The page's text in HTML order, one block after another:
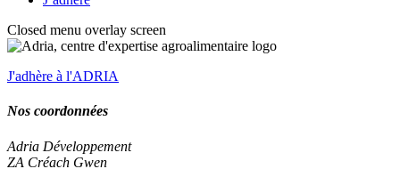
Closed menu overlay screen
J'adhère à l'ADRIA
Nos coordonnées
Adria Développement
ZA Créach Gwen